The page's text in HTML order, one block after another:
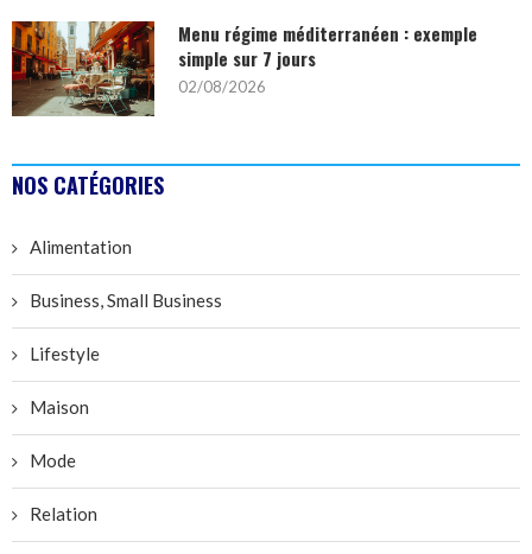
Menu régime méditerranéen : exemple
simple sur 7 jours
02/08/2026
NOS CATÉGORIES
Alimentation
Business, Small Business
Lifestyle
Maison
Mode
Relation